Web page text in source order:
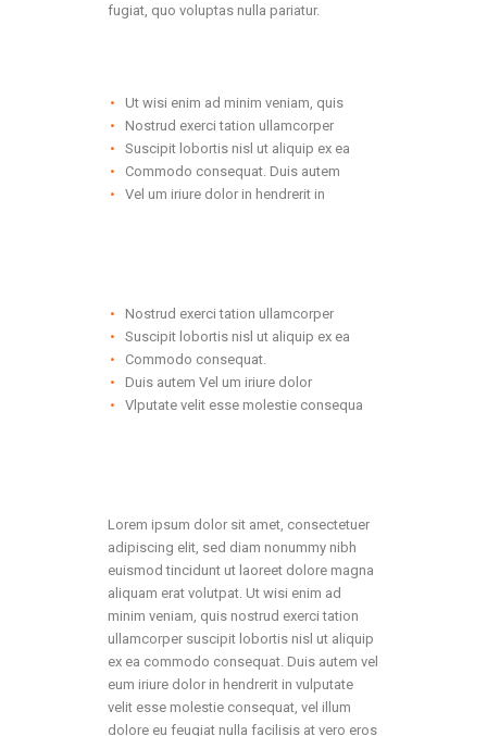
fugiat, quo voluptas nulla pariatur.
Ut wisi enim ad minim veniam, quis
Nostrud exerci tation ullamcorper
Suscipit lobortis nisl ut aliquip ex ea
Commodo consequat. Duis autem
Vel um iriure dolor in hendrerit in
Nostrud exerci tation ullamcorper
Suscipit lobortis nisl ut aliquip ex ea
Commodo consequat.
Duis autem Vel um iriure dolor
Vlputate velit esse molestie consequa
Lorem ipsum dolor sit amet, consectetuer
adipiscing elit, sed diam nonummy nibh
euismod tincidunt ut laoreet dolore magna
aliquam erat volutpat. Ut wisi enim ad
minim veniam, quis nostrud exerci tation
ullamcorper suscipit lobortis nisl ut aliquip
ex ea commodo consequat. Duis autem vel
eum iriure dolor in hendrerit in vulputate
velit esse molestie consequat, vel illum
dolore eu feugiat nulla facilisis at vero eros